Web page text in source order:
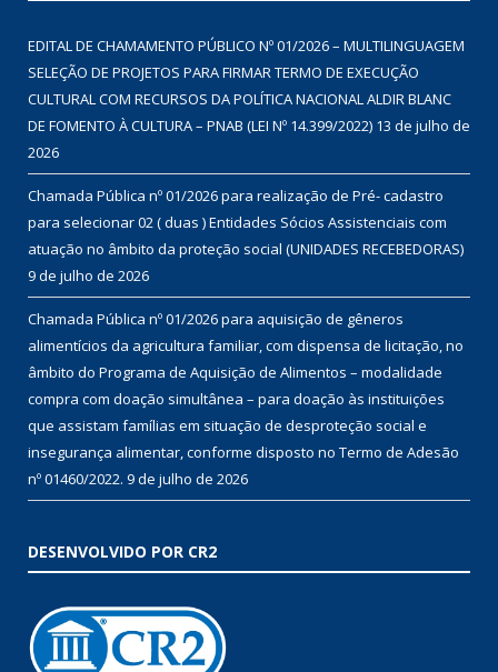
EDITAL DE CHAMAMENTO PÚBLICO Nº 01/2026 – MULTILINGUAGEM
SELEÇÃO DE PROJETOS PARA FIRMAR TERMO DE EXECUÇÃO
CULTURAL COM RECURSOS DA POLÍTICA NACIONAL ALDIR BLANC
DE FOMENTO À CULTURA – PNAB (LEI Nº 14.399/2022) 13 de julho de
2026
Chamada Pública nº 01/2026 para realização de Pré- cadastro
para selecionar 02 ( duas ) Entidades Sócios Assistenciais com
atuação no âmbito da proteção social (UNIDADES RECEBEDORAS)
9 de julho de 2026
Chamada Pública nº 01/2026 para aquisição de gêneros
alimentícios da agricultura familiar, com dispensa de licitação, no
âmbito do Programa de Aquisição de Alimentos – modalidade
compra com doação simultânea – para doação às instituições
que assistam famílias em situação de desproteção social e
insegurança alimentar, conforme disposto no Termo de Adesão
nº 01460/2022. 9 de julho de 2026
DESENVOLVIDO POR CR2